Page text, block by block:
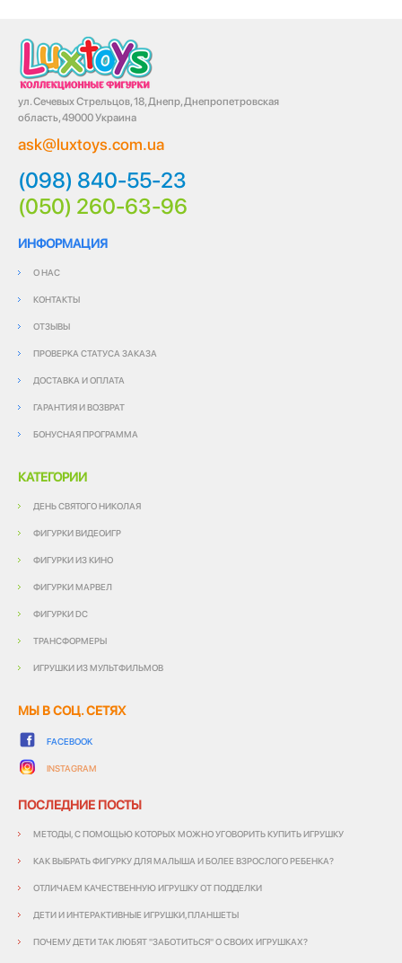
ул. Сечевых Стрельцов, 18, Днепр, Днепропетровская
область, 49000 Украина
ask@luxtoys.com.ua
(098) 840-55-23
(050) 260-63-96
ИНФОРМАЦИЯ
О НАС
КОНТАКТЫ
ОТЗЫВЫ
ПРОВЕРКА СТАТУСА ЗАКАЗА
ДОСТАВКА И ОПЛАТА
ГАРАНТИЯ И ВОЗВРАТ
БОНУСНАЯ ПРОГРАММА
КАТЕГОРИИ
ДЕНЬ СВЯТОГО НИКОЛАЯ
ФИГУРКИ ВИДЕОИГР
ФИГУРКИ ИЗ КИНО
ФИГУРКИ МАРВЕЛ
ФИГУРКИ DC
ТРАНСФОРМЕРЫ
ИГРУШКИ ИЗ МУЛЬТФИЛЬМОВ
МЫ В СОЦ. СЕТЯХ
FACEBOOK
INSTAGRAM
ПОСЛЕДНИЕ ПОСТЫ
МЕТОДЫ, С ПОМОЩЬЮ КОТОРЫХ МОЖНО УГОВОРИТЬ КУПИТЬ ИГРУШКУ
КАК ВЫБРАТЬ ФИГУРКУ ДЛЯ МАЛЫША И БОЛЕЕ ВЗРОСЛОГО РЕБЕНКА?
ОТЛИЧАЕМ КАЧЕСТВЕННУЮ ИГРУШКУ ОТ ПОДДЕЛКИ
ДЕТИ И ИНТЕРАКТИВНЫЕ ИГРУШКИ,ПЛАНШЕТЫ
ПОЧЕМУ ДЕТИ ТАК ЛЮБЯТ "ЗАБОТИТЬСЯ" О СВОИХ ИГРУШКАХ?